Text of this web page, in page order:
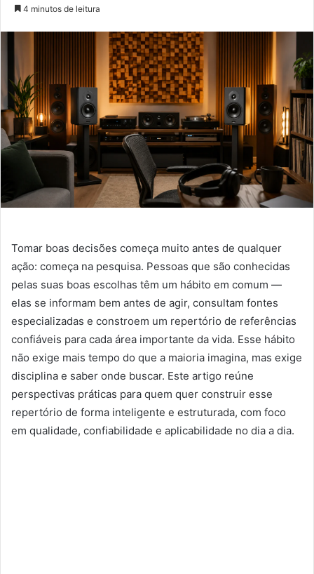
4 minutos de leitura
Tomar boas decisões começa muito antes de qualquer
ação: começa na pesquisa. Pessoas que são conhecidas
pelas suas boas escolhas têm um hábito em comum —
elas se informam bem antes de agir, consultam fontes
especializadas e constroem um repertório de referências
confiáveis para cada área importante da vida. Esse hábito
não exige mais tempo do que a maioria imagina, mas exige
disciplina e saber onde buscar. Este artigo reúne
perspectivas práticas para quem quer construir esse
repertório de forma inteligente e estruturada, com foco
em qualidade, confiabilidade e aplicabilidade no dia a dia.